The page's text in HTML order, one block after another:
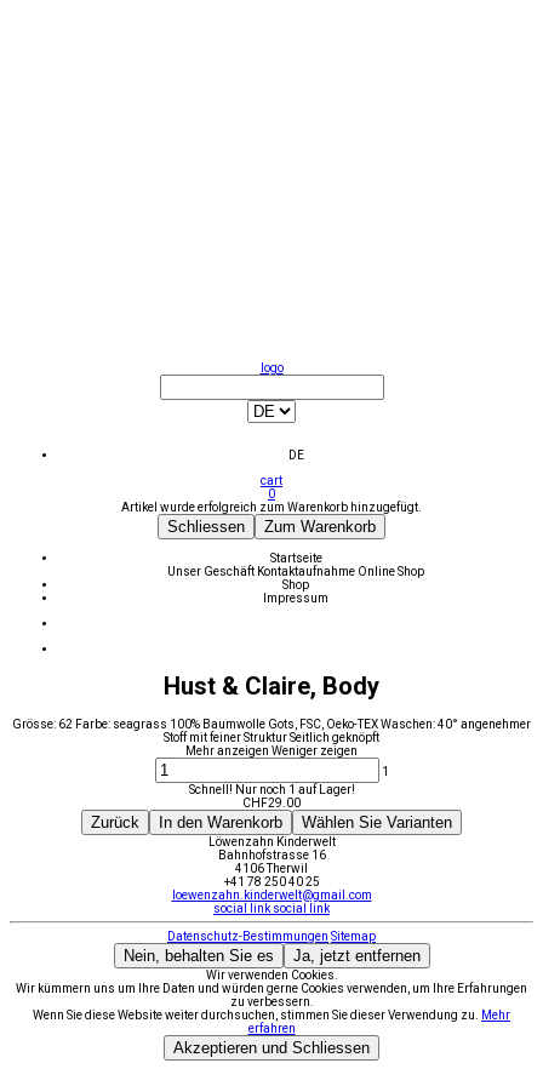
logo
DE
cart
0
Artikel wurde erfolgreich zum Warenkorb hinzugefügt.
Schliessen Zum Warenkorb
Startseite
Unser Geschäft Kontaktaufnahme Online Shop
Shop
Impressum
Hust & Claire, Body
Grösse: 62 Farbe: seagrass 100% Baumwolle Gots, FSC, Oeko-TEX Waschen: 40° angenehmer
Stoff mit feiner Struktur Seitlich geknöpft
Mehr anzeigen Weniger zeigen
1
Schnell! Nur noch 1 auf Lager!
CHF29.00
Zurück In den Warenkorb Wählen Sie Varianten
Löwenzahn Kinderwelt
Bahnhofstrasse 16
4106 Therwil
+41 78 250 40 25
loewenzahn.kinderwelt@gmail.com
social link social link
Datenschutz-Bestimmungen Sitemap
Nein, behalten Sie es Ja, jetzt entfernen
Wir verwenden Cookies.
Wir kümmern uns um Ihre Daten und würden gerne Cookies verwenden, um Ihre Erfahrungen
zu verbessern.
Wenn Sie diese Website weiter durchsuchen, stimmen Sie dieser Verwendung zu.
Mehr
erfahren
Akzeptieren und Schliessen